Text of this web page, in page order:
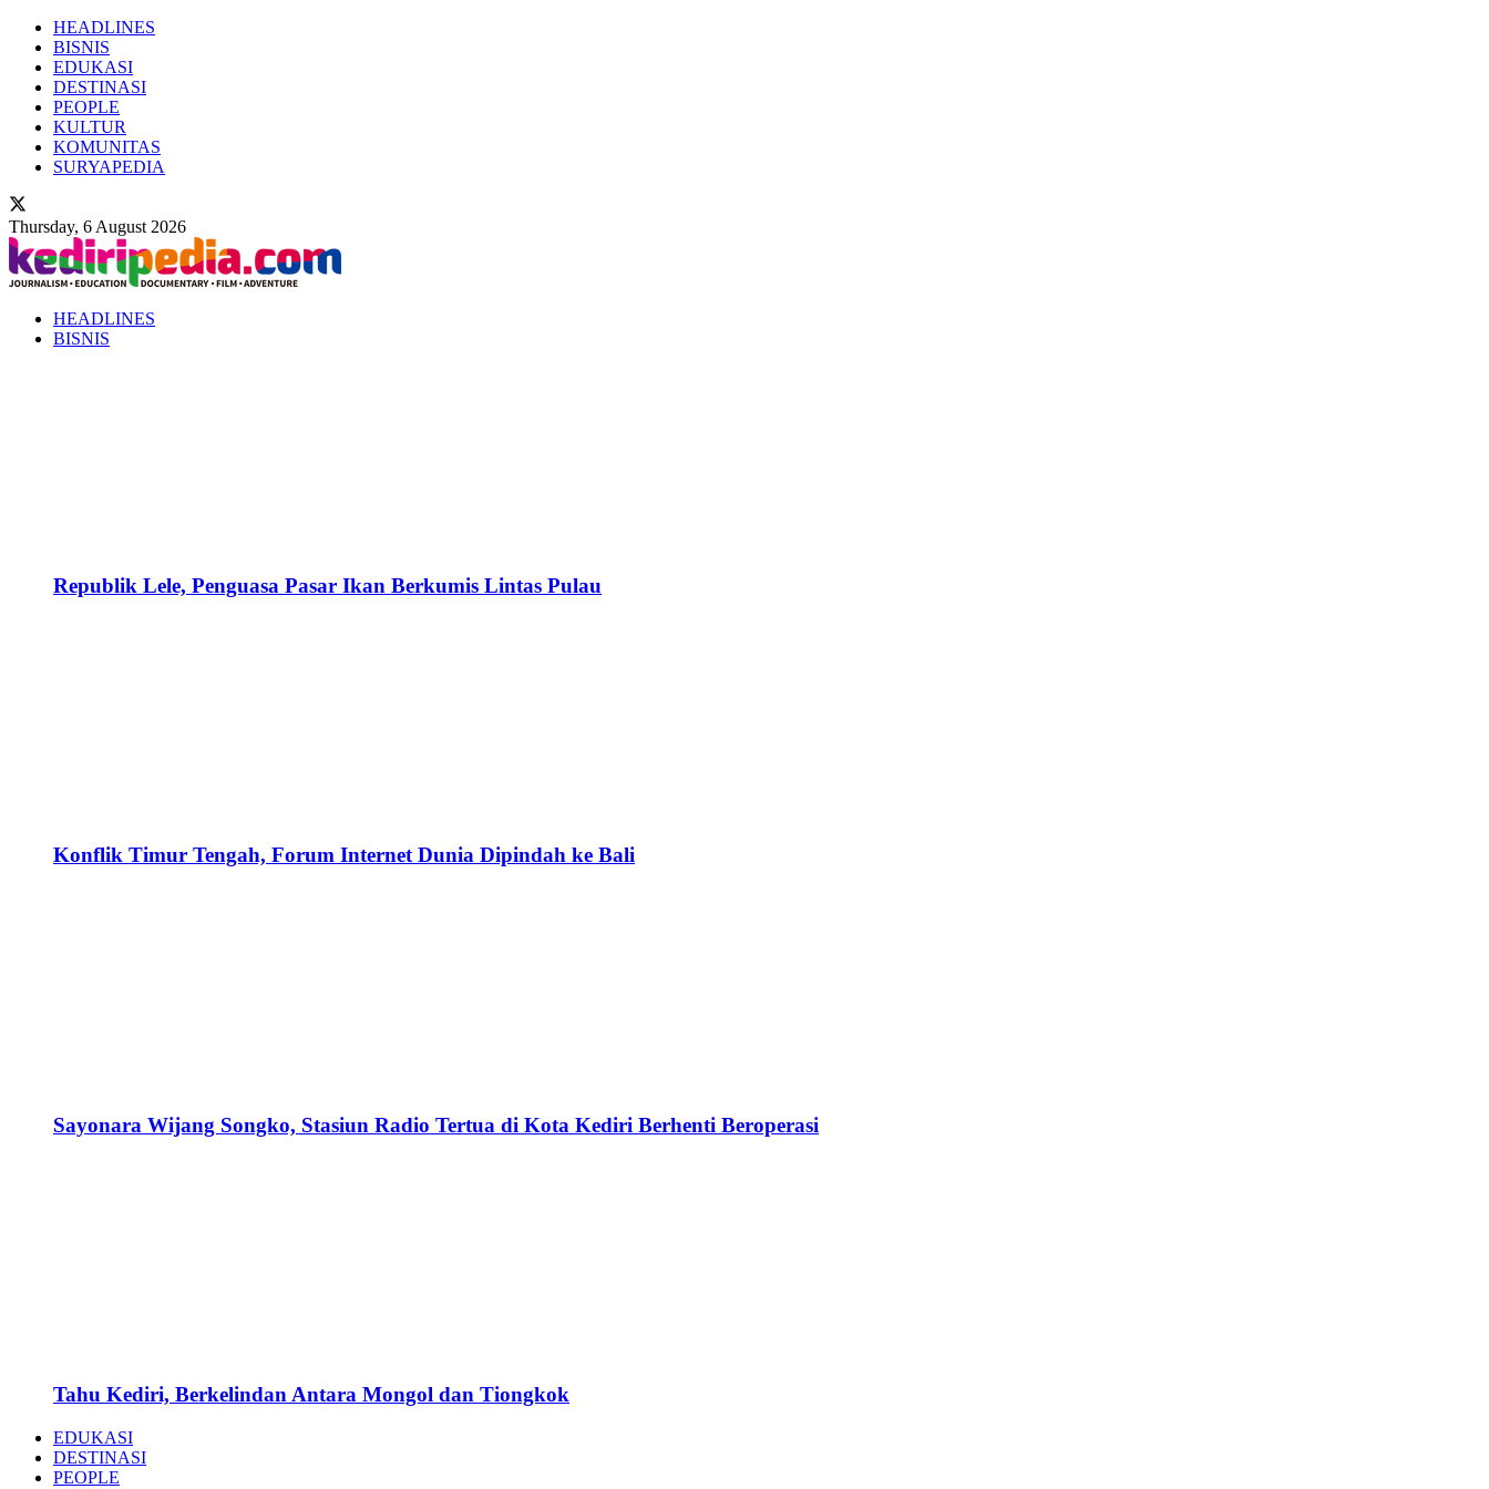
HEADLINES
BISNIS
EDUKASI
DESTINASI
PEOPLE
KULTUR
KOMUNITAS
SURYAPEDIA
Thursday, 6 August 2026
HEADLINES
BISNIS
Republik Lele, Penguasa Pasar Ikan Berkumis Lintas Pulau
Konflik Timur Tengah, Forum Internet Dunia Dipindah ke Bali
Sayonara Wijang Songko, Stasiun Radio Tertua di Kota Kediri Berhenti Beroperasi
Tahu Kediri, Berkelindan Antara Mongol dan Tiongkok
EDUKASI
DESTINASI
PEOPLE